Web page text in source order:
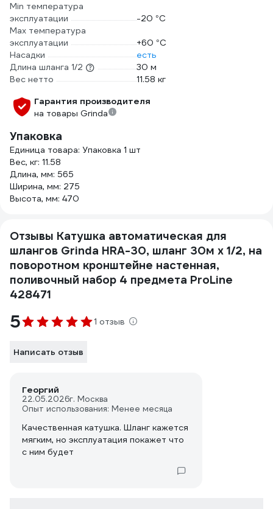
Min температура
эксплуатации
-20 °С
Мах температура
эксплуатации
+60 °С
Насадки
есть
Длина шланга 1/2
30 м
Вес нетто
11.58 кг
Гарантия производителя
на товары Grinda
Упаковка
Единица товара: Упаковка 1 шт
Вес, кг: 11.58
Длина, мм: 565
Ширина, мм: 275
Высота, мм: 470
Отзывы Катушка автоматическая для
шлангов Grinda HRA-30, шланг 30м x 1/2, на
поворотном кронштейне настенная,
поливочный набор 4 предмета ProLine
428471
5 1 отзыв
Написать отзыв
Георгий
22.05.2026г. Москва
Опыт использования: Менее месяца
Качественная катушка. Шланг кажется
мягким, но эксплуатация покажет что
с ним будет